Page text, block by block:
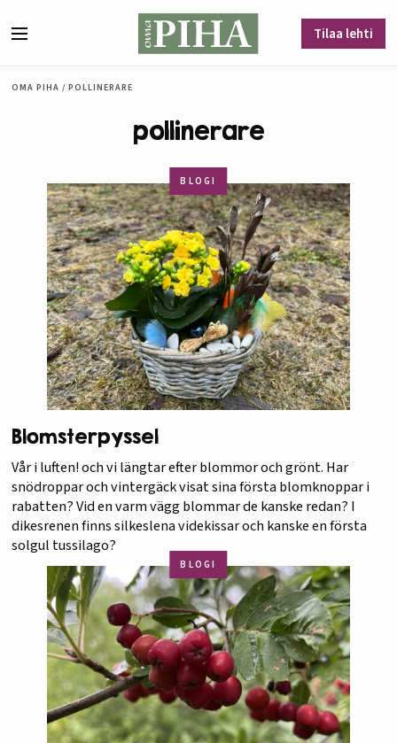
Tilaa lehti
OMA PIHA / POLLINERARE
pollinerare
BLOGI
Blomsterpyssel
Vår i luften! och vi längtar efter blommor och grönt. Har
snödroppar och vintergäck visat sina första blomknoppar i
rabatten? Vid en varm vägg blommar de kanske redan? I
dikesrenen finns silkeslena videkissar och kanske en första
solgul tussilago?
BLOGI